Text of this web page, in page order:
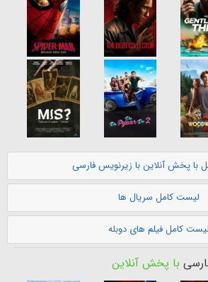
با پخش آنلاین با زیرنویس فارسی
لیست کامل سریال ها
لیست کامل فیلم های دوبله
با پخش آنلاین